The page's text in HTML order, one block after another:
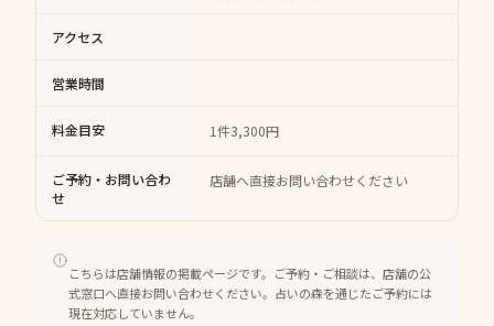
アクセス
営業時間
料金目安 1件3,300円
ご予約・お問い合わ
せ
店舗へ直接お問い合わせください
こちらは店舗情報の掲載ページです。ご予約・ご相談は、店舗の公
式窓口へ直接お問い合わせください。占いの森を通じたご予約には
現在対応していません。